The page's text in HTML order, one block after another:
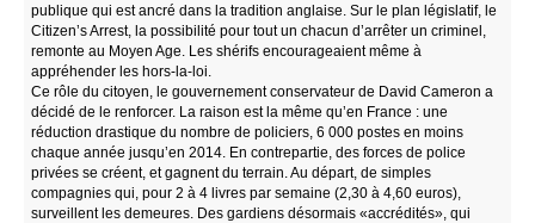
publique qui est ancré dans la tradition anglaise. Sur le plan législatif, le
Citizen’s Arrest, la possibilité pour tout un chacun d’arrêter un criminel,
remonte au Moyen Age. Les shérifs encourageaient même à
appréhender les hors-la-loi.
Ce rôle du citoyen, le gouvernement conservateur de David Cameron a
décidé de le renforcer. La raison est la même qu’en France : une
réduction drastique du nombre de policiers, 6 000 postes en moins
chaque année jusqu’en 2014. En contrepartie, des forces de police
privées se créent, et gagnent du terrain. Au départ, de simples
compagnies qui, pour 2 à 4 livres par semaine (2,30 à 4,60 euros),
surveillent les demeures. Des gardiens désormais «accrédités», qui